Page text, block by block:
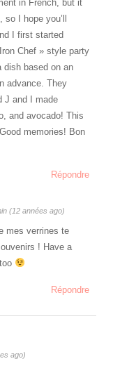
in French, but it
I hope you’ll
I first started
Chef » style party
dish based on an
advance. They
J and I made
and avocado! This
Good memories! Bon
Répondre
(12 années ago)
mes verrines te
! Have a
Répondre
ago)